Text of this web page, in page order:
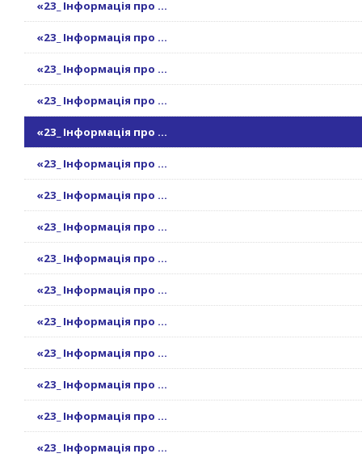
«23_ Інформація про ...
«23_ Інформація про ...
«23_ Інформація про ...
«23_ Інформація про ...
«23_ Інформація про ...
«23_ Інформація про ...
«23_ Інформація про ...
«23_ Інформація про ...
«23_ Інформація про ...
«23_ Інформація про ...
«23_ Інформація про ...
«23_ Інформація про ...
«23_ Інформація про ...
«23_ Інформація про ...
«23_ Інформація про ...